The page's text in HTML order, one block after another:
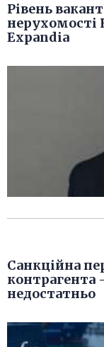
Рівень
нерухомості
Expandia
Санкційна
контрагента
недостатньо